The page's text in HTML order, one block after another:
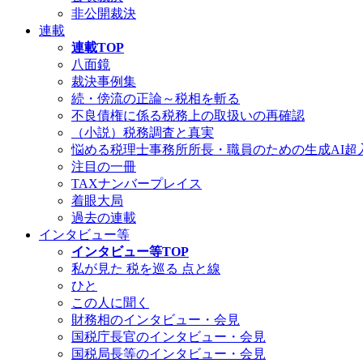
非公開裁決
連載
連載TOP
八面鏡
裁決事例集
続・傍流の正論～税相を斬る
不良債権に係る税務上の取扱いの再確認
（小説）税務調査と真実
悩める税理士事務所所長・職員のための生成AI超
注目の一冊
TAXナンバープレイス
着眼大局
過去の連載
インタビュー等
インタビュー等TOP
私が見た 税を巡る 点と線
ひと
この人に聞く
財務相のインタビュー・会見
国税庁長官のインタビュー・会見
国税局長等のインタビュー・会見